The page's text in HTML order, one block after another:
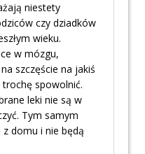
niestety
czy dziadków
wieku.
w mózgu,
szczęście na jakiś
spowolnić.
leki nie są w
Tym samym
domu i nie będą